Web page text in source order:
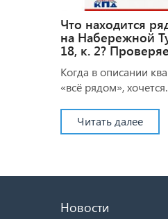
Что находится
на Набережной
18, к. 2?
Когда в описании
«всё рядом»,
Читать далее
Новости